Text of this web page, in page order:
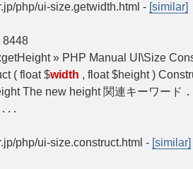
php/ui-size.getwidth.html - [similar]
8448
» PHP Manual UI\Size
( float $width , float $height )
The new height 関連キーワード
...
php/ui-size.construct.html - [similar]